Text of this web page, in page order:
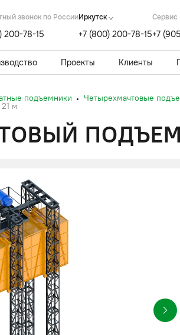
звонок по России
200-78-15
Иркутск
+7 (800) 200-78-15
Cервис
+7
Проекты Клиенты
подъемники Четырехмачтовые
м